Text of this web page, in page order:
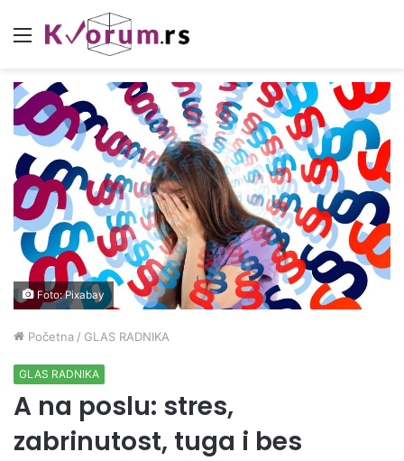
Meni
Foto: Pixabay
Početna / GLAS RADNIKA
GLAS RADNIKA
A na poslu: stres,
zabrinutost, tuga i bes